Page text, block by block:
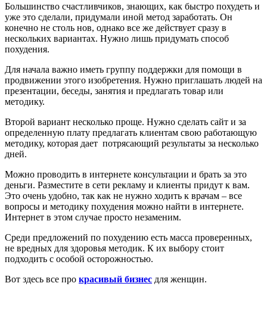
Большинство счастливчиков, знающих, как быстро похудеть и
уже это сделали, придумали иной метод заработать. Он
конечно не столь нов, однако все же действует сразу в
нескольких вариантах. Нужно лишь придумать способ
похудения.
Для начала важно иметь группу поддержки для помощи в
продвижении этого изобретения. Нужно приглашать людей на
презентации, беседы, занятия и предлагать товар или
методику.
Второй вариант несколько проще. Нужно сделать сайт и за
определенную плату предлагать клиентам свою работающую
методику, которая дает потрясающий результаты за несколько
дней.
Можно проводить в интернете консультации и брать за это
деньги. Разместите в сети рекламу и клиенты придут к вам.
Это очень удобно, так как не нужно ходить к врачам – все
вопросы и методику похудения можно найти в интернете.
Интернет в этом случае просто незаменим.
Среди предложений по похудению есть масса проверенных,
не вредных для здоровья методик. К их выбору стоит
подходить с особой осторожностью.
Вот здесь все про красивый бизнес для женщин.